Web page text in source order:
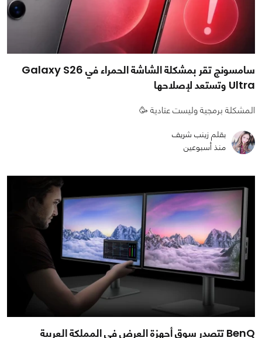
سامسونج تقر بمشكلة الشاشة الحمراء في Galaxy S26
Ultra وتستعد لإصلاحها
المشكلة برمجية وليست عتادية 🥳
بقلم زينب شريف
منذ أسبوعين
BenQ تتصدر سوق أجهزة العرض في المملكة العربية